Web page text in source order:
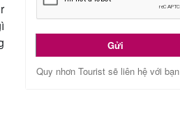
Gửi
Quy nhơn Tourist sẽ liên hệ với bạn